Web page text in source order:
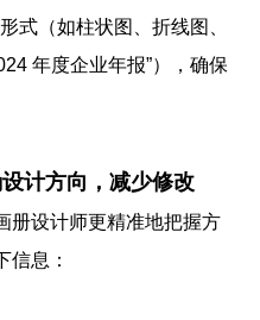
式（如柱状图、折线图、
年度企业年报”），确保
计方向，减少修改
册设计师更精准地把握方
信息：